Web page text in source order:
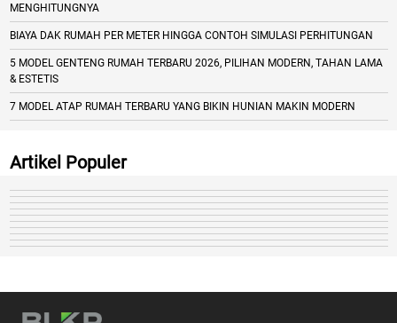
MENGHITUNGNYA
BIAYA DAK RUMAH PER METER HINGGA CONTOH SIMULASI PERHITUNGAN
5 MODEL GENTENG RUMAH TERBARU 2026, PILIHAN MODERN, TAHAN LAMA
& ESTETIS
7 MODEL ATAP RUMAH TERBARU YANG BIKIN HUNIAN MAKIN MODERN
Artikel Populer